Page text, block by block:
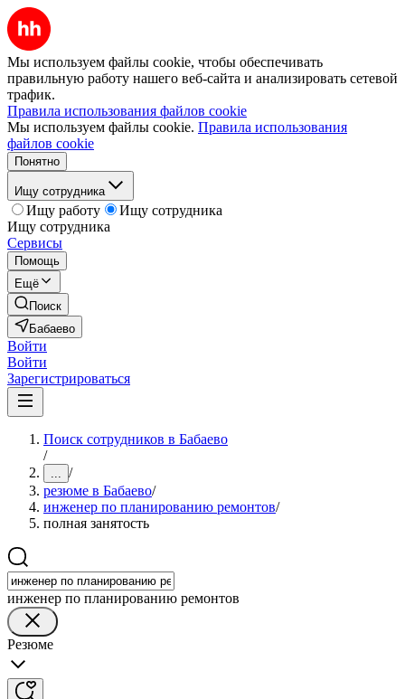
Мы используем файлы cookie, чтобы обеспечивать
правильную работу нашего веб-сайта и анализировать сетевой
трафик.
Правила использования файлов cookie
Мы используем файлы cookie. Правила использования
файлов cookie
Понятно
Ищу сотрудника
Ищу работу
Ищу сотрудника
Ищу сотрудника
Сервисы
Помощь
Ещё
Поиск
Бабаево
Войти
Войти
Зарегистрироваться
Поиск сотрудников в Бабаево
/
... /
резюме в Бабаево/
инженер по планированию ремонтов/
полная занятость
инженер по планированию ремонтов
Резюме